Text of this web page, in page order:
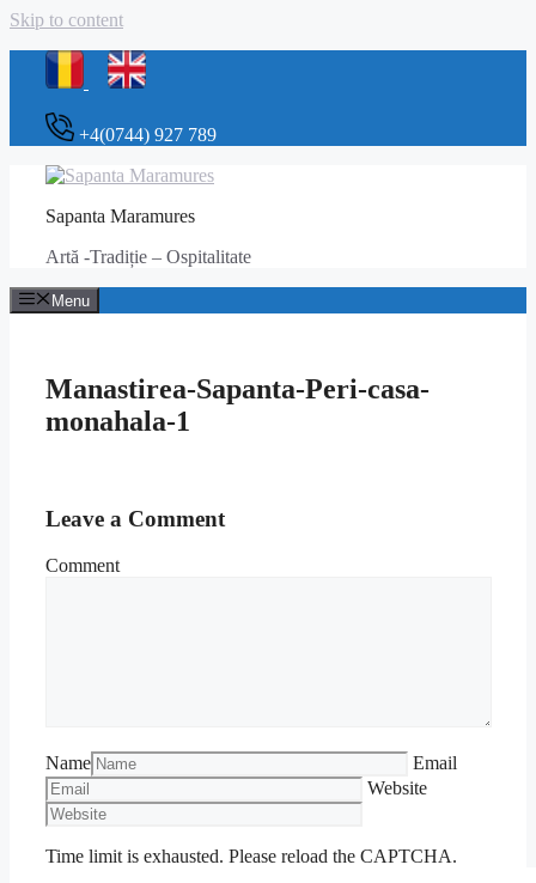
Skip to content
+4(0744) 927 789
Sapanta Maramures
Artă -Tradiție – Ospitalitate
Menu
Manastirea-Sapanta-Peri-casa-
monahala-1
Leave a Comment
Comment
Name
Email
Website
Time limit is exhausted. Please reload the CAPTCHA.